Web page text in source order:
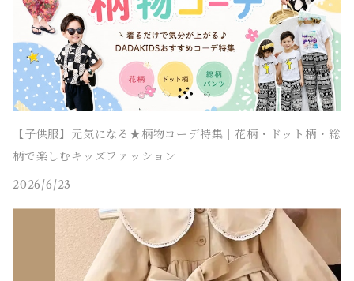
【子供服】元気になる★柄物コーデ特集｜花柄・ドット柄・総
柄で楽しむキッズファッション
2026/6/23